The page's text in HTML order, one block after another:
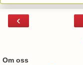
‹
Om oss